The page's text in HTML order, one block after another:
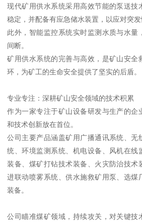
现代矿用供水系统采用高效节能的泵送技
稳定，并配备有应急储水装置，以应对突发
此外，智能监控系统实时监测水质与水量
间断。
矿用供水系统的完善与高效，是矿山安全
环，为矿工的生命安全提供了坚实的后盾。
专业专注：深耕矿山安全领域的技术积累
作为一家专注于矿山设备研发与生产的企
和技术创新放在首位。
公司主要产品涵盖矿用广播通讯系统、无
统、环境监测系统、机电设备、风机在线
装备、煤矿打钻技术装备、火灾防治技术
进联动喷雾系统、供水施救矿用泵、选煤
装备。
公司瞄准煤矿领域，持续攻关，对关键技